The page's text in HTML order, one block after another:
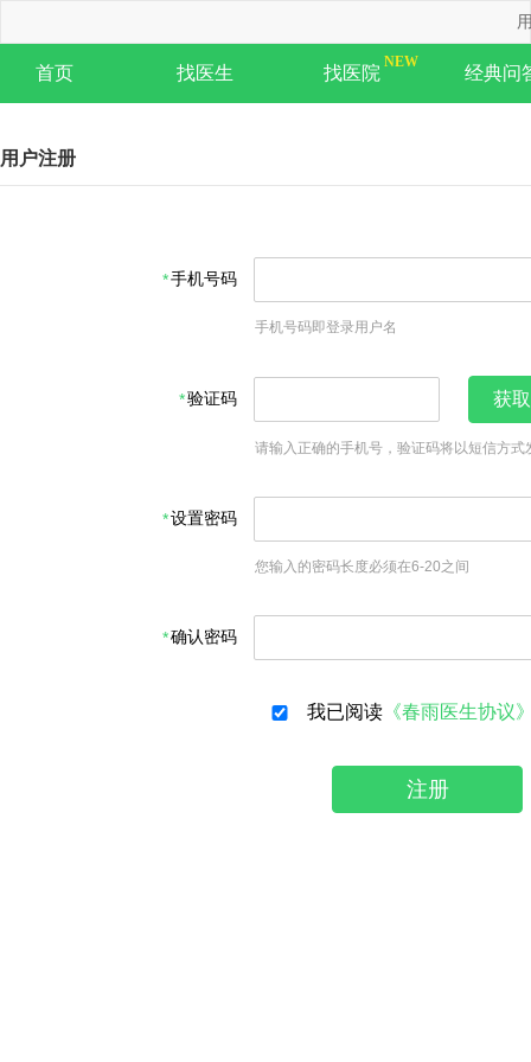
首页 找医生 找医院 经典问
用户注册
手机号码
手机号码即登录用户名
验证码 获
请输入正确的手机号，验证码将以短信方式
设置密码
您输入的密码长度必须在6-20之间
确认密码
我已阅读 《春雨医生协议
注册